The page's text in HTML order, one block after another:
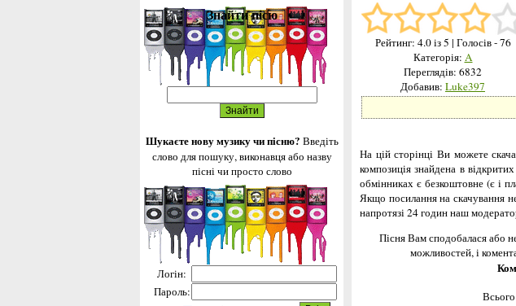
Знайти пісю
Шукаєте нову музику чи пісню? Введіть
слово для пошуку, виконавця або назву
пісні чи просто слово
Логін:
Пароль:
Рейтинг: 4.0із 5 | Голосів - 76
Категорія: A
Переглядів: 6832
Добавив: Luke397
На цій сторінці Ви можете
композиція знайдена в
обмінниках є безкоштовне (є і
Якщо посилання на скачування
напротязі 24 годин наш
Пісня Вам сподобалася або
можливостей, і